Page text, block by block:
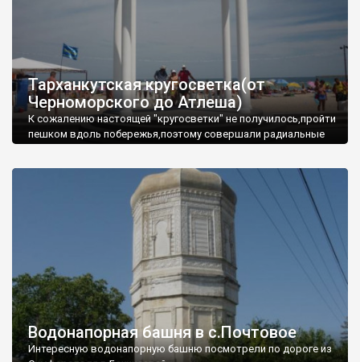
Тарханкутская кругосветка(от
Черноморского до Атлеша)
К сожалению настоящей "кругосветки" не получилось,пройти
пешком вдоль побережья,поэтому совершали радиальные
Водонапорная башня в с.Почтовое
Интересную водонапорную башню посмотрели по дороге из